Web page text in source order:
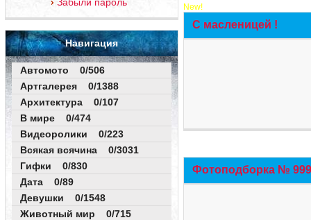
Навигация
Автомото 0/506
Артгалерея 0/1388
Архитектура 0/107
В мире 0/474
Видеоролики 0/223
Всякая всячина 0/3031
Гифки 0/830
Дата 0/89
Девушки 0/1548
Животный мир 0/715
New!
С масленицей !
Фотоподборка №